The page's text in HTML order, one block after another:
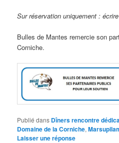
Sur réservation uniquement :
Bulles de Mantes remercie son
Corniche.
Publié dans Dîners rencontre
Domaine de la Corniche,
Laisser une réponse